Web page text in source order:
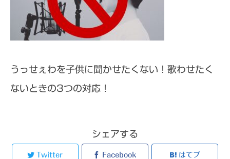
うっせぇわを子供に聞かせたくない！歌わせたく
ないときの3つの対応！
シェアする
Twitter Facebook はてブ